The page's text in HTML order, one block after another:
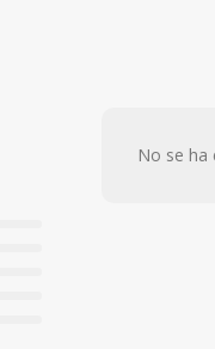
No se ha